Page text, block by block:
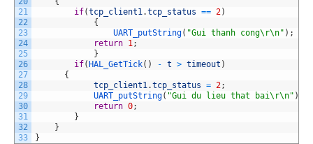
21
22
23
24
25
26
27
28
29
30
31
32
33
if(tcp_client1.tcp_status == 2)
{
UART_putString( "Gui thanh cong\r\n" ) ;
return 1;
}
if( HAL_GetTick( ) - t > timeout )
{
tcp_client1.tcp_status = 2;
UART_putString( "Gui du lieu that bai\r\n" )
return 0;
}
}
}